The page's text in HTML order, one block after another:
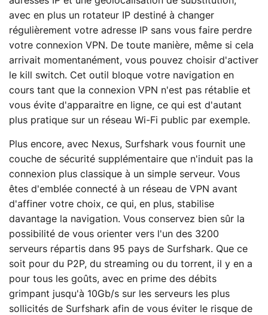
avec en plus un rotateur IP destiné à changer
régulièrement votre adresse IP sans vous faire perdre
votre connexion VPN. De toute manière, même si cela
arrivait momentanément, vous pouvez choisir d'activer
le kill switch. Cet outil bloque votre navigation en
cours tant que la connexion VPN n'est pas rétablie et
vous évite d'apparaitre en ligne, ce qui est d'autant
plus pratique sur un réseau Wi-Fi public par exemple.
Plus encore, avec Nexus, Surfshark vous fournit une
couche de sécurité supplémentaire que n'induit pas la
connexion plus classique à un simple serveur. Vous
êtes d'emblée connecté à un réseau de VPN avant
d'affiner votre choix, ce qui, en plus, stabilise
davantage la navigation. Vous conservez bien sûr la
possibilité de vous orienter vers l'un des 3200
serveurs répartis dans 95 pays de Surfshark. Que ce
soit pour du P2P, du streaming ou du torrent, il y en a
pour tous les goûts, avec en prime des débits
grimpant jusqu'à 10Gb/s sur les serveurs les plus
sollicités de Surfshark afin de vous éviter le risque de